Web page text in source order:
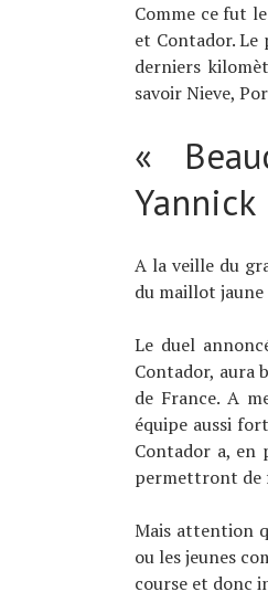
Comme ce fut
et Contador. Le
derniers
savoir Nieve,
«
Yannick
A la veille du
du maillot jaune
Le duel
Contador, aura
de France. A
équipe aussi
Contador a, en
permettront de
Mais attention
ou les jeunes
course et donc